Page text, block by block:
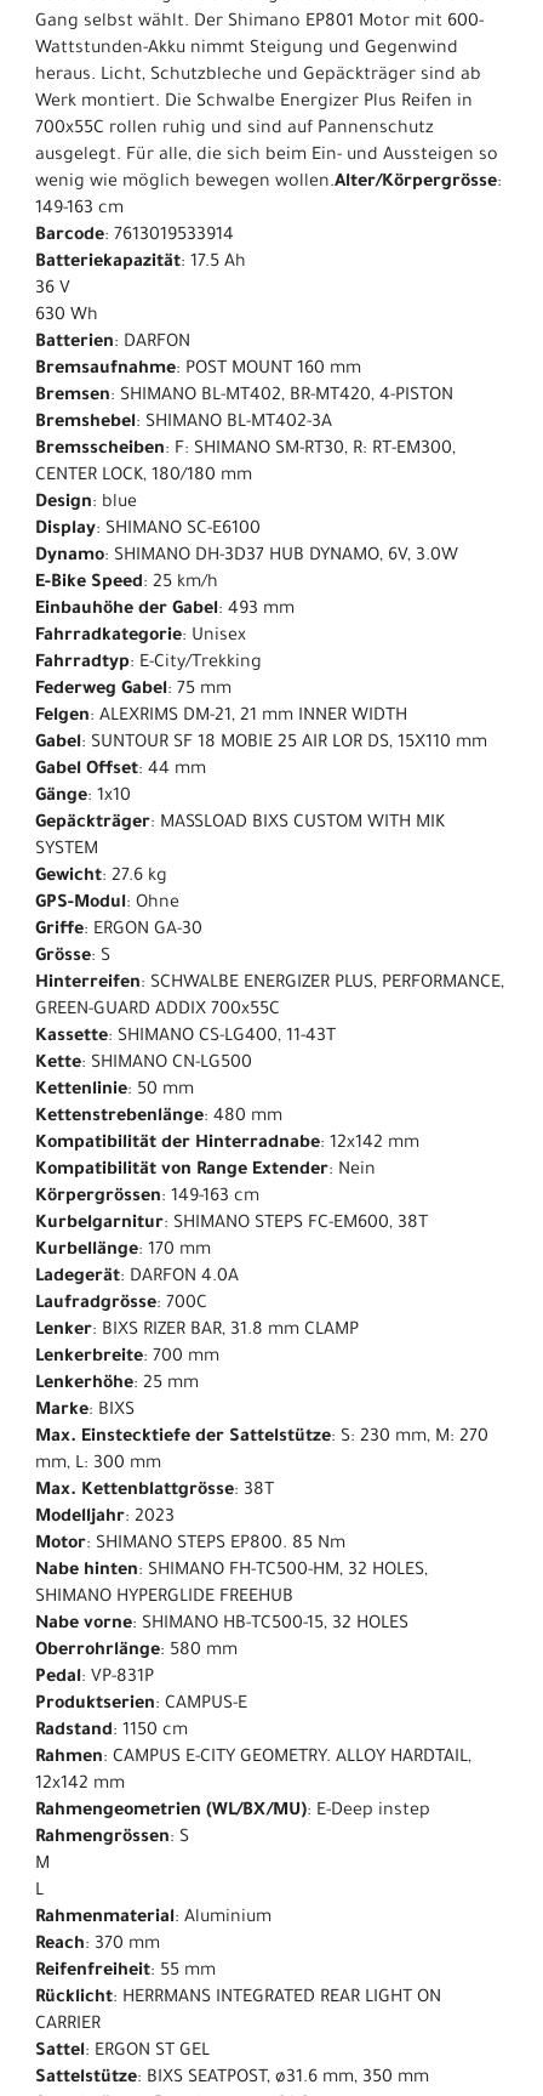
Gang selbst wählt. Der Shimano EP801 Motor mit 600-
Wattstunden-Akku nimmt Steigung und Gegenwind
heraus. Licht, Schutzbleche und Gepäckträger sind ab
Werk montiert. Die Schwalbe Energizer Plus Reifen in
700x55C rollen ruhig und sind auf Pannenschutz
ausgelegt. Für alle, die sich beim Ein- und Aussteigen so
wenig wie möglich bewegen wollen.Alter/Körpergrösse:
149-163 cm
Barcode: 7613019533914
Batteriekapazität: 17.5 Ah
36 V
630 Wh
Batterien: DARFON
Bremsaufnahme: POST MOUNT 160 mm
Bremsen: SHIMANO BL-MT402, BR-MT420, 4-PISTON
Bremshebel: SHIMANO BL-MT402-3A
Bremsscheiben: F: SHIMANO SM-RT30, R: RT-EM300,
CENTER LOCK, 180/180 mm
Design: blue
Display: SHIMANO SC-E6100
Dynamo: SHIMANO DH-3D37 HUB DYNAMO, 6V, 3.0W
E-Bike Speed: 25 km/h
Einbauhöhe der Gabel: 493 mm
Fahrradkategorie: Unisex
Fahrradtyp: E-City/Trekking
Federweg Gabel: 75 mm
Felgen: ALEXRIMS DM-21, 21 mm INNER WIDTH
Gabel: SUNTOUR SF 18 MOBIE 25 AIR LOR DS, 15X110 mm
Gabel Offset: 44 mm
Gänge: 1x10
Gepäckträger: MASSLOAD BIXS CUSTOM WITH MIK
SYSTEM
Gewicht: 27.6 kg
GPS-Modul: Ohne
Griffe: ERGON GA-30
Grösse: S
Hinterreifen: SCHWALBE ENERGIZER PLUS, PERFORMANCE,
GREEN-GUARD ADDIX 700x55C
Kassette: SHIMANO CS-LG400, 11-43T
Kette: SHIMANO CN-LG500
Kettenlinie: 50 mm
Kettenstrebenlänge: 480 mm
Kompatibilität der Hinterradnabe: 12x142 mm
Kompatibilität von Range Extender: Nein
Körpergrössen: 149-163 cm
Kurbelgarnitur: SHIMANO STEPS FC-EM600, 38T
Kurbellänge: 170 mm
Ladegerät: DARFON 4.0A
Laufradgrösse: 700C
Lenker: BIXS RIZER BAR, 31.8 mm CLAMP
Lenkerbreite: 700 mm
Lenkerhöhe: 25 mm
Marke: BIXS
Max. Einstecktiefe der Sattelstütze: S: 230 mm, M: 270
mm, L: 300 mm
Max. Kettenblattgrösse: 38T
Modelljahr: 2023
Motor: SHIMANO STEPS EP800. 85 Nm
Nabe hinten: SHIMANO FH-TC500-HM, 32 HOLES,
SHIMANO HYPERGLIDE FREEHUB
Nabe vorne: SHIMANO HB-TC500-15, 32 HOLES
Oberrohrlänge: 580 mm
Pedal: VP-831P
Produktserien: CAMPUS-E
Radstand: 1150 cm
Rahmen: CAMPUS E-CITY GEOMETRY. ALLOY HARDTAIL,
12x142 mm
Rahmengeometrien (WL/BX/MU): E-Deep instep
Rahmengrössen: S
M
L
Rahmenmaterial: Aluminium
Reach: 370 mm
Reifenfreiheit: 55 mm
Rücklicht: HERRMANS INTEGRATED REAR LIGHT ON
CARRIER
Sattel: ERGON ST GEL
Sattelstütze: BIXS SEATPOST, ø31.6 mm, 350 mm